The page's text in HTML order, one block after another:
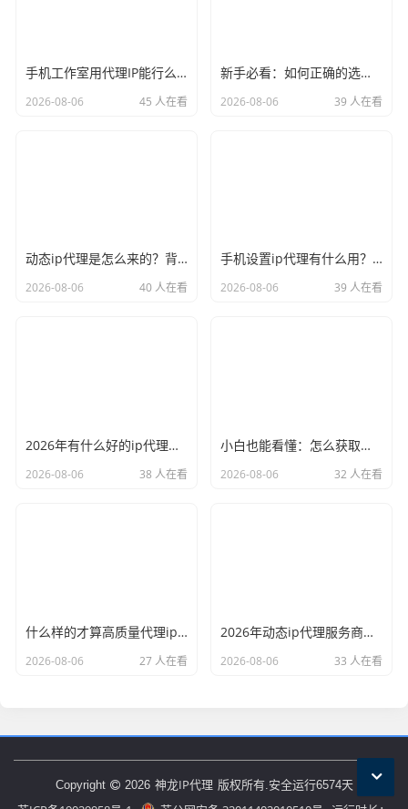
手机工作室用代理IP能行么？过来人的经验告诉你答案
2026-08-06 45 人在看
新手必看：如何正确的选择代理ip软件，别再交智商税了
2026-08-06 39 人在看
动态ip代理是怎么来的？背后的原理比你想象的精彩
2026-08-06 40 人在看
手机设置ip代理有什么用？不只是改定位那么简单
2026-08-06 39 人在看
2026年有什么好的ip代理软件？亲测后我只推荐这几个
2026-08-06 38 人在看
小白也能看懂：怎么获取代理ip和端口号，一步步教会你
2026-08-06 32 人在看
什么样的才算高质量代理ip？资深玩家总结了三个硬指标
2026-08-06 27 人在看
2026年动态ip代理服务商有哪些？这份清单建议收藏
2026-08-06 33 人在看
Copyright 2026 神龙IP代理 版权所有.安全运行6574天